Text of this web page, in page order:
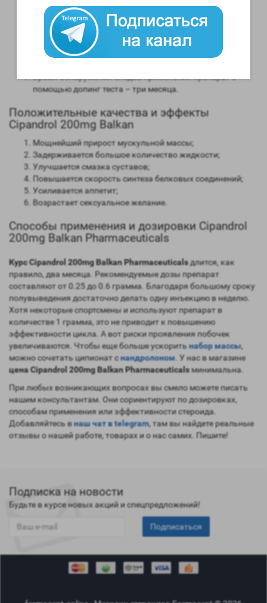
мужским гормоном;
Способность конвертироваться в женские гормоны
(ароматизация) – высокая;
Степень нагрузки на печень – отсутствует;
Форма выпуска – инъекционная;
Время обнаружения следов применения препарат с
помощью допинг теста – три месяца.
Положительные качества и эффекты
Cipandrol 200mg Balkan
Мощнейший прирост мускульной массы;
Задерживается большое количество жидкости;
Улучшается смазка суставов;
Повышается скорость синтеза белковых соединений;
Усиливается аппетит;
Возрастает сексуальное желание.
Способы применения и дозировки Cipandrol
200mg Balkan Pharmaceuticals
Курс Cipandrol 200mg Balkan Pharmaceuticalsдлится, как
правило, два месяца. Рекомендуемые дозы препарат
составляют от 0.25 до 0.6 грамма. Благодаря большому сроку
полувыведения достаточно делать одну инъекцию в неделю.
Хотя некоторые спортсмены и используют препарат в
количестве 1 грамма, это не приводит к повышению
эффективности цикла. А вот риски проявления побочек
увеличиваются. Чтобы еще больше ускоритьнабор массы,
можно сочетать ципионат снандролоном . У нас в магазине
цена Cipandrol 200mg Balkan Pharmaceuticalsминимальна.
При любых возникающих вопросах вы смело можете писать
нашим консультантам. Они сориентируют по дозировках,
способам применения или эффективности стероида.
Добавляйтесь внаш чат в telegram, там вы найдете реальные
отзывы о нашей работе, товарах и о нас самих. Пишите!
Подписка на новости
Будьте в курсе новых акций и спецпредложений!
Подписаться